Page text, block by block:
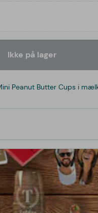
Ikke på lager
Peanut Butter Cups i